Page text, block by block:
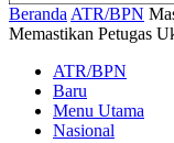
Beranda ATR/BPN
Memastikan Petugas
ATR/BPN
Baru
Menu Utama
Nasional